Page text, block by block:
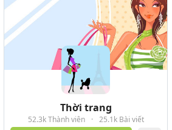
Thời trang
52.3k Thành viên · 25.1k Bài viết